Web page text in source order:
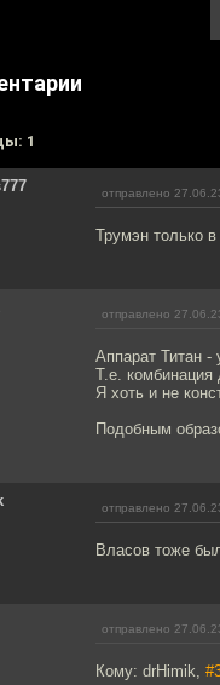
1
отправлено
Трумэн только
отправлено
Аппарат Титан -
Т.е. комбинация
Я хоть и не
Подобным
отправлено
Власов тоже
отправлено
Кому: drHimik,